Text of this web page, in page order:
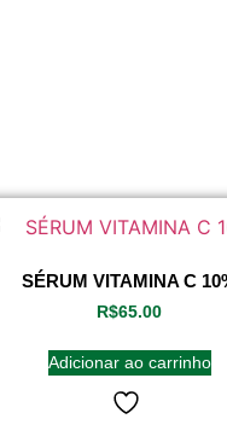
SÉRUM VITAMINA C
R$65.00
Adicionar ao carrinho